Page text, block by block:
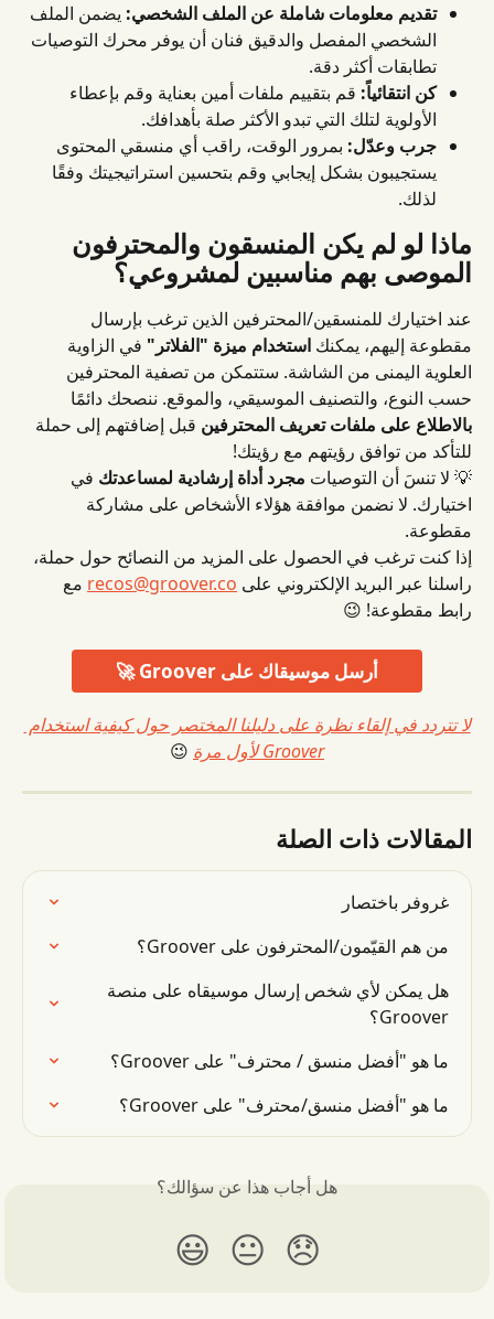
تقديم معلومات شاملة عن الملف الشخصي: يضمن الملف
الشخصي المفصل والدقيق فنان أن يوفر محرك التوصيات
تطابقات أكثر دقة.
كن انتقائياً: قم بتقييم ملفات أمين بعناية وقم بإعطاء
الأولوية لتلك التي تبدو الأكثر صلة بأهدافك.
جرب وعدّل: بمرور الوقت، راقب أي منسقي المحتوى
يستجيبون بشكل إيجابي وقم بتحسين استراتيجيتك وفقًا
لذلك.
ماذا لو لم يكن المنسقون والمحترفون
الموصى بهم مناسبين لمشروعي؟
عند اختيارك للمنسقين/المحترفين الذين ترغب بإرسال
مقطوعة إليهم، يمكنك استخدام ميزة "الفلاتر" في الزاوية
العلوية اليمنى من الشاشة. ستتمكن من تصفية المحترفين
حسب النوع، والتصنيف الموسيقي، والموقع. ننصحك دائمًا
بالاطلاع على ملفات تعريف المحترفين قبل إضافتهم إلى حملة
للتأكد من توافق رؤيتهم مع رؤيتك!
💡 لا تنسَ أن التوصيات مجرد أداة إرشادية لمساعدتك في
اختيارك. لا نضمن موافقة هؤلاء الأشخاص على مشاركة
مقطوعة.
إذا كنت ترغب في الحصول على المزيد من النصائح حول حملة،
راسلنا عبر البريد الإلكتروني على recos@groover.co مع
رابط مقطوعة! 😉
أرسل موسيقاك على Groover 🚀
لا تتردد في إلقاء نظرة على دليلنا المختصر حول كيفية استخدام
Groover لأول مرة
😉
المقالات ذات الصلة
غروفر باختصار
من هم القيّمون/المحترفون على Groover؟
هل يمكن لأي شخص إرسال موسيقاه على منصة
Groover؟
ما هو "أفضل منسق / محترف" على Groover؟
ما هو "أفضل منسق/محترف" على Groover؟
هل أجاب هذا عن سؤالك؟
😞
😐
😃